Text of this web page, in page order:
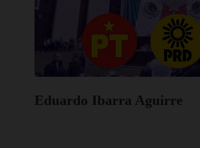
Eduardo Ibarra Aguirre